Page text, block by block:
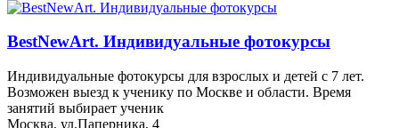
BestNewArt. Индивидуальные фотокурсы
Индивидуальные фотокурсы для взрослых и детей с 7 лет.
Возможен выезд к ученику по Москве и области. Время
занятий выбирает ученик
Москва, ул.Паперника, 4